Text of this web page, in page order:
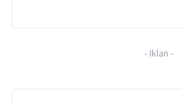
- Iklan -